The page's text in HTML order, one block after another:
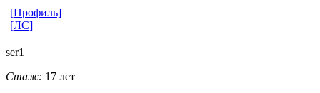
[Профиль]
[ЛС]
ser1
Стаж: 17 лет